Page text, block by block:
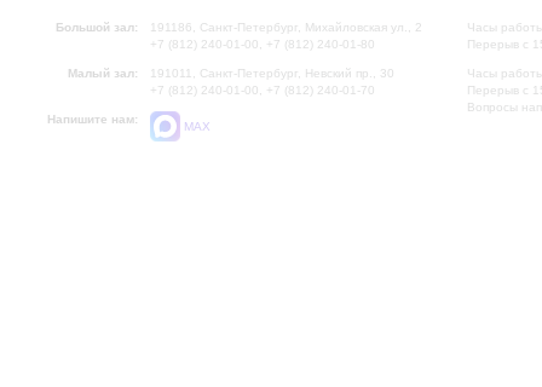
Большой зал:
191186, Санкт-Петербург, Михайловская ул., 2
+7 (812) 240-01-00, +7 (812) 240-01-80
Малый зал:
191011, Санкт-Петербург, Невский пр., 30
+7 (812) 240-01-00, +7 (812) 240-01-70
Напишите нам:
MAX
Часы
Перерыв с
Часы
Перерыв с
Вопросы